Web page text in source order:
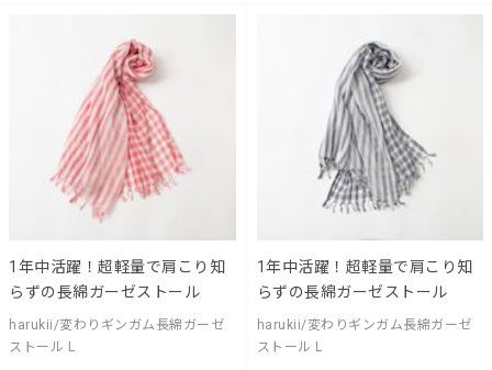
1年中活躍！超軽量で肩こり知
らずの長綿ガーゼストール
harukii/変わりギンガム長綿ガーゼ
ストール L
1年中活躍！超軽量で肩こり知
らずの長綿ガーゼストール
harukii/変わりギンガム長綿ガーゼ
ストール L